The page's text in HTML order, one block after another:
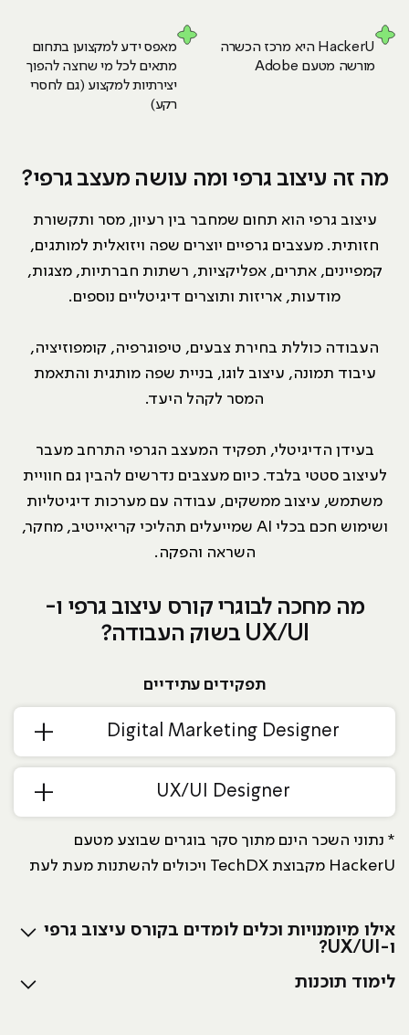
HackerU היא מרכז
הכשרה
מורשה מטעם Adobe
מאפס ידע למקצוען בתחום
מתאים לכל מי שרוצה להפוך
יצירתיות למקצוע (גם לחסרי
רקע)
מה זה עיצוב גרפי ומה עושה מעצב גרפי?
עיצוב גרפי הוא תחום שמחבר בין רעיון, מסר ותקשורת
חזותית. מעצבים גרפיים יוצרים שפה ויזואלית למותגים,
קמפיינים, אתרים, אפליקציות, רשתות חברתיות, מצגות,
מודעות, אריזות ותוצרים דיגיטליים נוספים.
העבודה כוללת בחירת צבעים, טיפוגרפיה, קומפוזיציה,
עיבוד תמונה, עיצוב לוגו, בניית שפה מותגית והתאמת
המסר לקהל היעד.
בעידן הדיגיטלי, תפקיד המעצב הגרפי התרחב מעבר
לעיצוב סטטי בלבד. כיום מעצבים נדרשים להבין גם חוויית
משתמש, עיצוב ממשקים, עבודה עם מערכות דיגיטליות
ושימוש חכם בכלי AI שמייעלים תהליכי קריאייטיב, מחקר,
השראה והפקה.
מה מחכה לבוגרי קורס עיצוב גרפי ו-
UX/UI בשוק העבודה?
תפקידים עתידיים
Digital Marketing Designer
UX/UI Designer
* נתוני השכר הינם מתוך סקר בוגרים שבוצע מטעם
HackerU מקבוצת TechDX ויכולים להשתנות מעת לעת
אילו מיומנויות וכלים לומדים בקורס עיצוב גרפי
ו-UX/UI?
לימוד תוכנות